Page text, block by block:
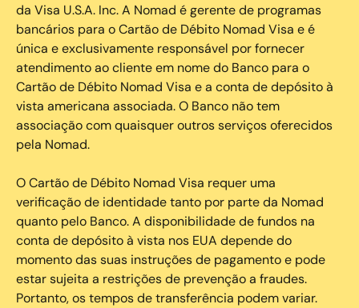
da Visa U.S.A. Inc. A Nomad é gerente de programas
bancários para o Cartão de Débito Nomad Visa e é
única e exclusivamente responsável por fornecer
atendimento ao cliente em nome do Banco para o
Cartão de Débito Nomad Visa e a conta de depósito à
vista americana associada. O Banco não tem
associação com quaisquer outros serviços oferecidos
pela Nomad.
O Cartão de Débito Nomad Visa requer uma
verificação de identidade tanto por parte da Nomad
quanto pelo Banco. A disponibilidade de fundos na
conta de depósito à vista nos EUA depende do
momento das suas instruções de pagamento e pode
estar sujeita a restrições de prevenção a fraudes.
Portanto, os tempos de transferência podem variar.